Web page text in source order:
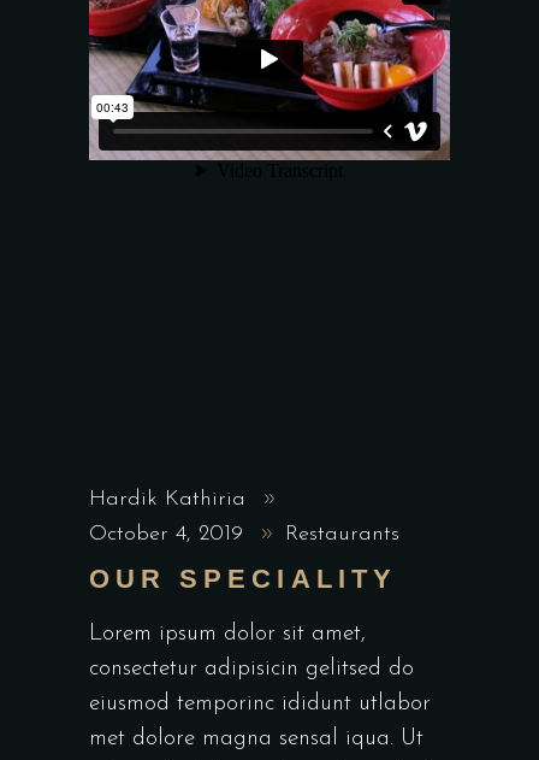
Hardik Kathiria
October 4, 2019
Restaurants
OUR SPECIALITY
Lorem ipsum dolor sit amet,
consectetur adipisicin gelitsed do
eiusmod temporinc ididunt utlabor
met dolore magna sensal iqua. Ut